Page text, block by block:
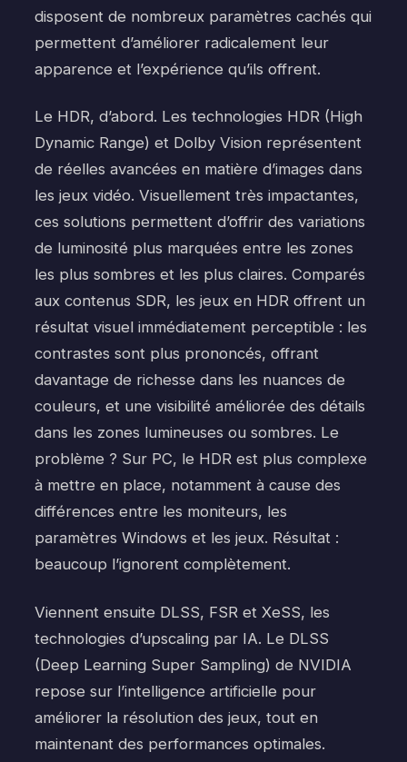
disposent de nombreux paramètres cachés qui
permettent d’améliorer radicalement leur
apparence et l’expérience qu’ils offrent.
Le HDR, d’abord. Les technologies HDR (High
Dynamic Range) et Dolby Vision représentent
de réelles avancées en matière d’images dans
les jeux vidéo. Visuellement très impactantes,
ces solutions permettent d’offrir des variations
de luminosité plus marquées entre les zones
les plus sombres et les plus claires. Comparés
aux contenus SDR, les jeux en HDR offrent un
résultat visuel immédiatement perceptible : les
contrastes sont plus prononcés, offrant
davantage de richesse dans les nuances de
couleurs, et une visibilité améliorée des détails
dans les zones lumineuses ou sombres. Le
problème ? Sur PC, le HDR est plus complexe
à mettre en place, notamment à cause des
différences entre les moniteurs, les
paramètres Windows et les jeux. Résultat :
beaucoup l’ignorent complètement.
Viennent ensuite DLSS, FSR et XeSS, les
technologies d’upscaling par IA. Le DLSS
(Deep Learning Super Sampling) de NVIDIA
repose sur l’intelligence artificielle pour
améliorer la résolution des jeux, tout en
maintenant des performances optimales.